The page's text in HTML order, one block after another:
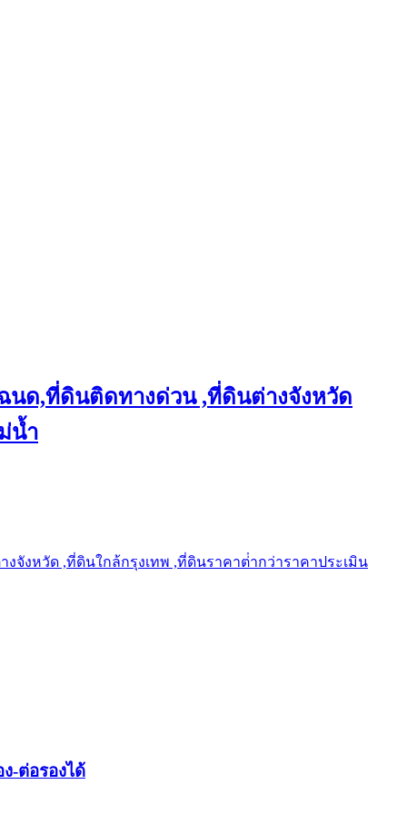
นด,ที่ดินติดทางด่วน ,ที่ดินต่างจังหวัด
น้ำ
จังหวัด ,ที่ดินใกล้กรุงเทพ ,ที่ดินราคาต่ํากว่าราคาประเมิน
-ต่อรองได้